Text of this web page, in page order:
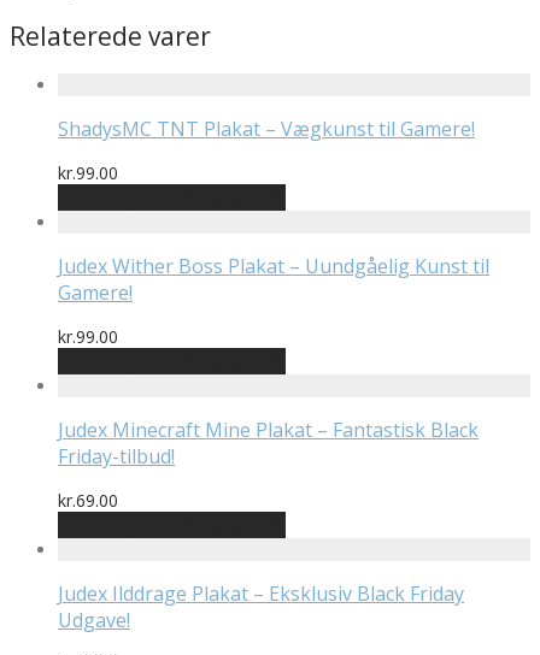
Relaterede varer
ShadysMC TNT Plakat – Vægkunst til Gamere!
kr.99.00
Judex Wither Boss Plakat – Uundgåelig Kunst til
Gamere!
kr.99.00
Judex Minecraft Mine Plakat – Fantastisk Black
Friday-tilbud!
kr.69.00
Judex Ilddrage Plakat – Eksklusiv Black Friday
Udgave!